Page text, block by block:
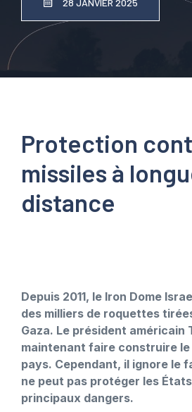
Protection
missiles à
distance
Depuis 2011, le Iron Dome
des milliers de roquettes
Gaza. Le président américain
maintenant faire construire
pays. Cependant, il ignore le
ne peut pas protéger les
principaux dangers.